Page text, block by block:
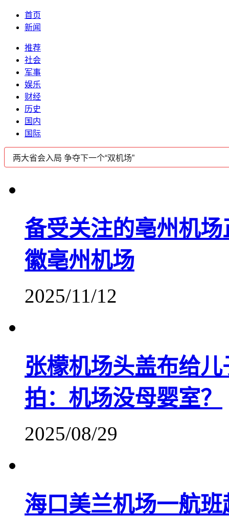
首页
新闻
推荐
社会
军事
娱乐
财经
历史
国内
国际
备受关注的亳州机
徽亳州机场
2025/11/12
张檬机场头盖布给
拍：机场没母婴室？
2025/08/29
海口美兰机场一航